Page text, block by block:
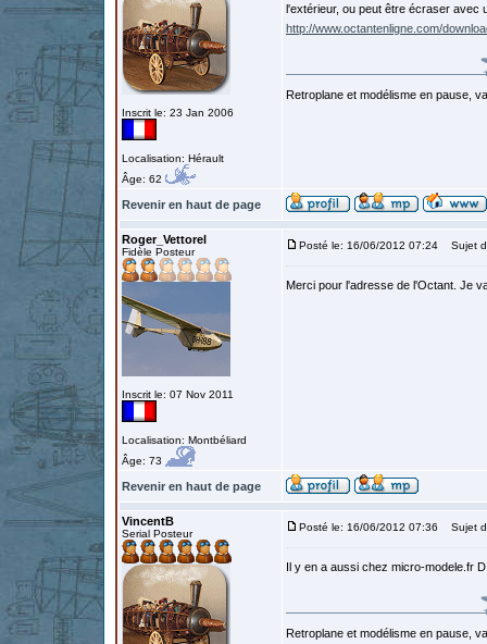
Inscrit le: 23 Jan 2006
Localisation: Hérault
Âge: 62
l'extérieur, ou peut être écraser avec
http://www.octantenligne.com/
Retroplane et modélisme en pause,
Revenir en haut de page
Roger_Vettorel
Fidèle Posteur
Inscrit le: 07 Nov 2011
Localisation: Montbéliard
Âge: 73
Posté le: 16/06/2012 07:24 Sujet
Merci pour l'adresse de l'Octant. Je
Revenir en haut de page
VincentB
Serial Posteur
Posté le: 16/06/2012 07:36 Sujet
Il y en a aussi chez micro-modele.fr
Retroplane et modélisme en pause,